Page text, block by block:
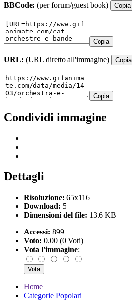
BBCode: (per forum/guest book) Copia
Copia
URL: (URL diretto all'immagine) Copia
Copia
Condividi immagine
Dettagli
Risoluzione: 65x116
Download: 5
Dimensioni del file: 13.6 KB
Accessi: 899
Voto: 0.00 (0 Voti)
Vota l'immagine:
Home
Categorie Popolari